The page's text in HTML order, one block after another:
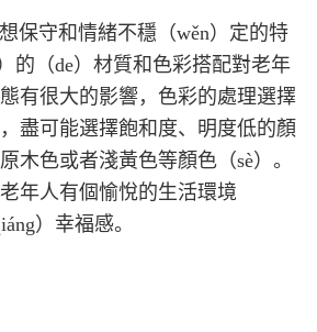
保守和情緒不穩（wěn）定的特
的（de）材質和色彩搭配對老年
有很大的影響，色彩的處理選擇
盡可能選擇飽和度、明度低的顏
木色或者淺黃色等顏色（sè）。
年人有個愉悅的生活環境
）幸福感。